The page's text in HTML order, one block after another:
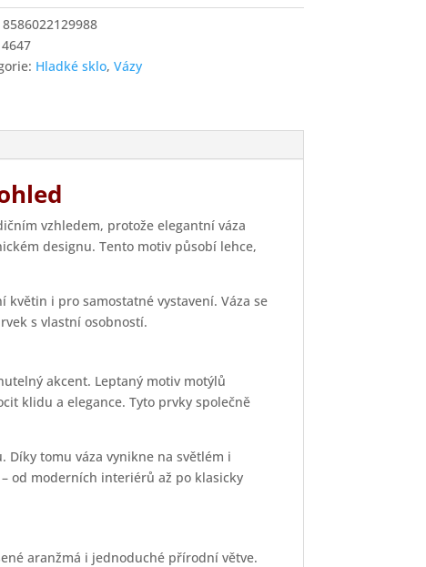
8586022129988
4647
Hladké sklo,Vázy
vzhledem, protože elegantní váza
designu. Tento motiv působí lehce,
i pro samostatné vystavení. Váza se
s vlastní osobností.
akcent. Leptaný motiv motýlů
klidu a elegance. Tyto prvky společně
Díky tomu váza vynikne na světlém i
od moderních interiérů až po klasicky
aranžmá i jednoduché přírodní větve.